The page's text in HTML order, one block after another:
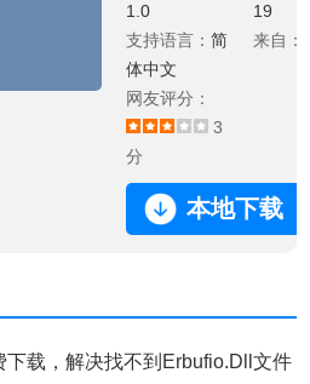
1.0
支持语言：简
体中文
网友评分：
3
分
19
来自：
本地下载
载，解决找不到Erbufio.Dll文件